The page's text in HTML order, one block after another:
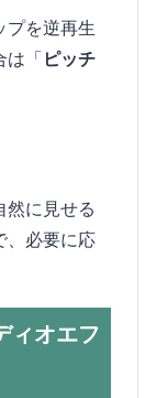
プを逆再生
は「 ピッチ
然に見せる
、必要に応
ィオエフ